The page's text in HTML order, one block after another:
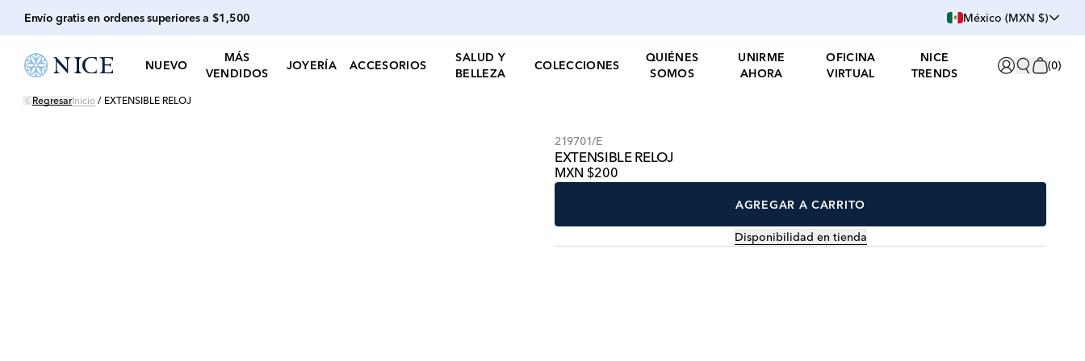
Envío gratis en ordenes superiores a $1,500 México (MXN $)
NUEVO
MÁS
VENDIDOS
JOYERÍA ACCESORIOS
SALUD Y
BELLEZA
COLECCIONES
QUIÉNES
SOMOS
UNIRME
AHORA
OFICINA
VIRTUAL
NICE
TRENDS
(0)
RegresarInicio / EXTENSIBLE RELOJ
219701/E
EXTENSIBLE RELOJ
MXN $200
AGREGAR A CARRITO
Disponibilidad en tienda